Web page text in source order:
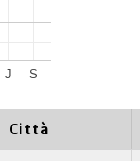
J S
Città